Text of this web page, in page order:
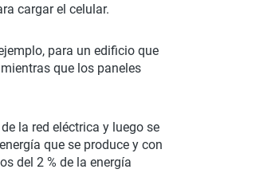
cargar el celular.
para un edificio que
que los paneles
la red eléctrica y luego se
que se produce y con
del 2 % de la energía